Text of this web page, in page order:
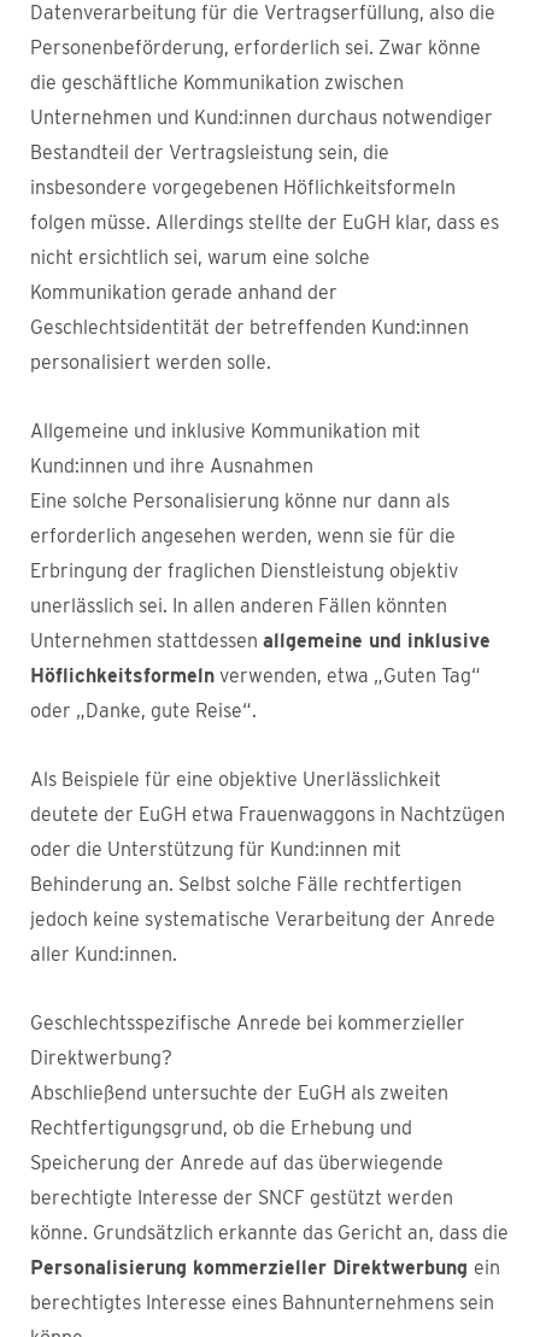
Datenverarbeitung für die Vertragserfüllung, also die
Personenbeförderung, erforderlich sei. Zwar könne
die geschäftliche Kommunikation zwischen
Unternehmen und Kund:innen durchaus notwendiger
Bestandteil der Vertragsleistung sein, die
insbesondere vorgegebenen Höflichkeitsformeln
folgen müsse. Allerdings stellte der EuGH klar, dass es
nicht ersichtlich sei, warum eine solche
Kommunikation gerade anhand der
Geschlechtsidentität der betreffenden Kund:innen
personalisiert werden solle.
Allgemeine und inklusive Kommunikation mit
Kund:innen und ihre Ausnahmen
Eine solche Personalisierung könne nur dann als
erforderlich angesehen werden, wenn sie für die
Erbringung der fraglichen Dienstleistung objektiv
unerlässlich sei. In allen anderen Fällen könnten
Unternehmen stattdessen allgemeine und inklusive
Höflichkeitsformeln verwenden, etwa „Guten Tag“
oder „Danke, gute Reise“.
Als Beispiele für eine objektive Unerlässlichkeit
deutete der EuGH etwa Frauenwaggons in Nachtzügen
oder die Unterstützung für Kund:innen mit
Behinderung an. Selbst solche Fälle rechtfertigen
jedoch keine systematische Verarbeitung der Anrede
aller Kund:innen.
Geschlechtsspezifische Anrede bei kommerzieller
Direktwerbung?
Abschließend untersuchte der EuGH als zweiten
Rechtfertigungsgrund, ob die Erhebung und
Speicherung der Anrede auf das überwiegende
berechtigte Interesse der SNCF gestützt werden
könne. Grundsätzlich erkannte das Gericht an, dass die
Personalisierung kommerzieller Direktwerbung ein
berechtigtes Interesse eines Bahnunternehmens sein